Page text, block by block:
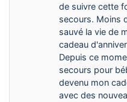
de suivre cette
secours. Moins
sauvé la vie de
cadeau
Depuis ce
secours pour
devenu mon
avec des